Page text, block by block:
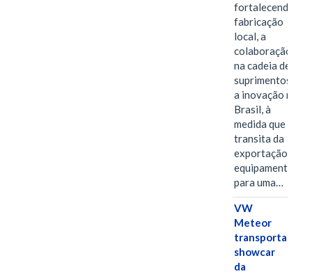
fortalecendo a
fabricação
local, a
colaboração
na cadeia de
suprimentos e
a inovação no
Brasil, à
medida que
transita da
exportação de
equipamentos
para uma…
VW
Meteor
transporta
showcar
da